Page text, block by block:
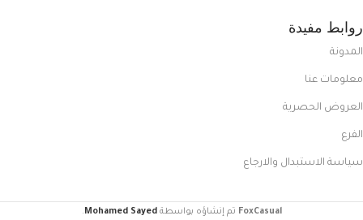
روابط مفيدة
المدونة
معلومات عنا
العروض الحصرية
الفرع
سياسة الاستبدال والارجاع
FoxCasual تم إنشاؤه بواسطةMohamed Sayed
.